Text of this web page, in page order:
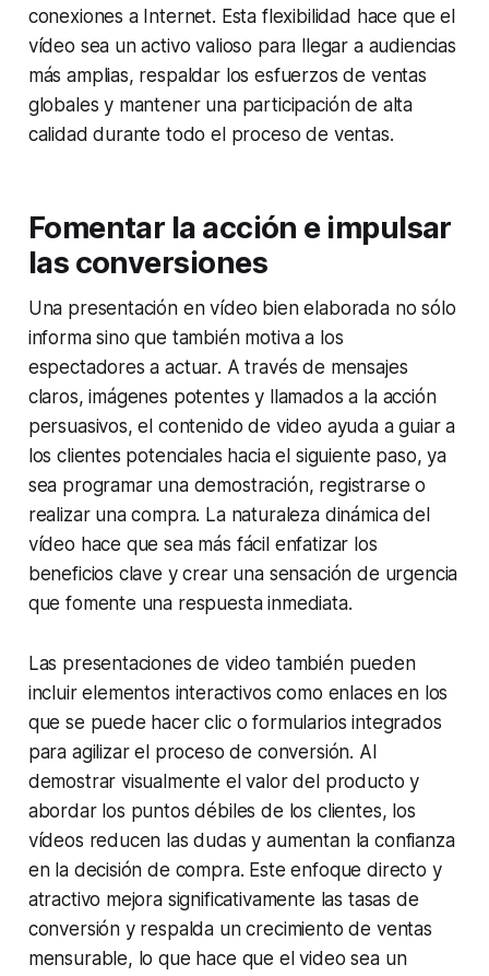
conexiones a Internet. Esta flexibilidad hace que el
vídeo sea un activo valioso para llegar a audiencias
más amplias, respaldar los esfuerzos de ventas
globales y mantener una participación de alta
calidad durante todo el proceso de ventas.
Fomentar la acción e impulsar
las conversiones
Una presentación en vídeo bien elaborada no sólo
informa sino que también motiva a los
espectadores a actuar. A través de mensajes
claros, imágenes potentes y llamados a la acción
persuasivos, el contenido de video ayuda a guiar a
los clientes potenciales hacia el siguiente paso, ya
sea programar una demostración, registrarse o
realizar una compra. La naturaleza dinámica del
vídeo hace que sea más fácil enfatizar los
beneficios clave y crear una sensación de urgencia
que fomente una respuesta inmediata.
Las presentaciones de video también pueden
incluir elementos interactivos como enlaces en los
que se puede hacer clic o formularios integrados
para agilizar el proceso de conversión. Al
demostrar visualmente el valor del producto y
abordar los puntos débiles de los clientes, los
vídeos reducen las dudas y aumentan la confianza
en la decisión de compra. Este enfoque directo y
atractivo mejora significativamente las tasas de
conversión y respalda un crecimiento de ventas
mensurable, lo que hace que el video sea un